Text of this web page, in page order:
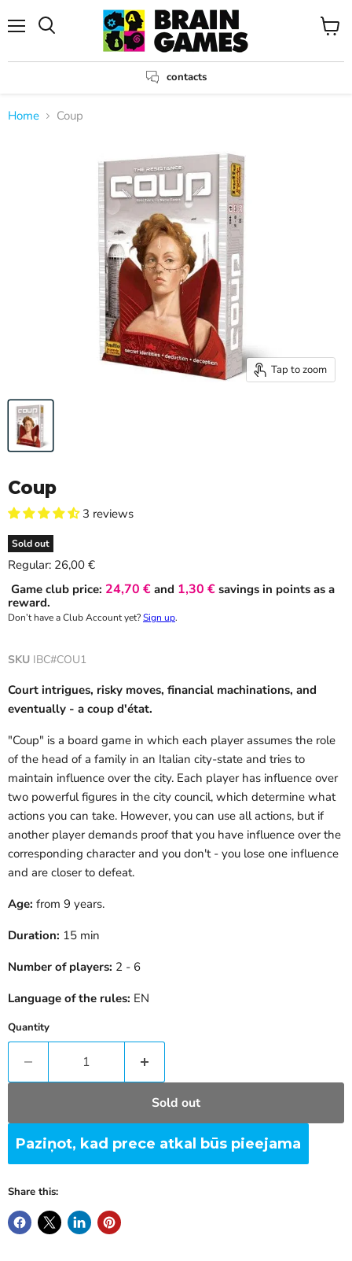
contacts
View
Home Coup
Tap to zoom
Coup
3 reviews
Sold out
Regular: Current price
26,00 €
Game club price: 24,70 € and 1,30 € savings in points as a
reward.
Don’t have a Club Account yet?Sign up.
SKU IBC#COU1
Court intrigues, risky moves, financial machinations, and
eventually - a coup d'état.
"Coup" is a board game in which each player assumes the role
of the head of a family in an Italian city-state and tries to
maintain influence over the city. Each player has influence over
two powerful figures in the city council, which determine what
actions you can take. However, you can use all actions, but if
another player demands proof that you have influence over the
corresponding character and you don't - you lose one influence
and are closer to defeat.
Age: from 9 years.
Duration: 15 min
Number of players: 2 - 6
Language of the rules: EN
Quantity
Sold out
Paziņot, kad prece atkal būs pieejama
Share this: